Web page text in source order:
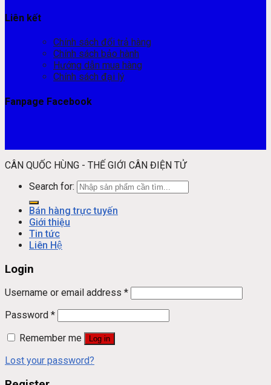
Liên kết
Chính sách đổi trả hàng
Chính sách bảo hành
Hướng dẫn mua hàng
Chính sách đại lý
Fanpage Facebook
CÂN QUỐC HÙNG - THẾ GIỚI CÂN ĐIỆN TỬ
Search for:
Bán hàng trực tuyến
Giới thiệu
Tin tức
Liên Hệ
Login
Username or email address *
Password *
Remember me
Log in
Lost your password?